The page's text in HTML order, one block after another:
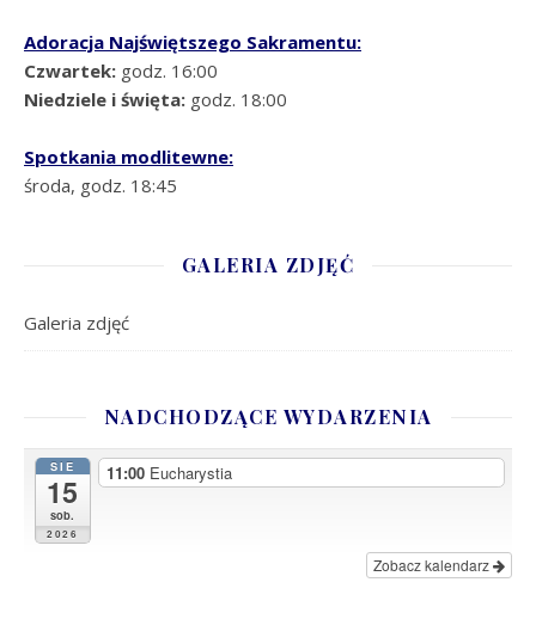
Adoracja Najświętszego Sakramentu:
Czwartek: godz. 16:00
Niedziele i święta: godz. 18:00
Spotkania modlitewne:
środa, godz. 18:45
GALERIA ZDJĘĆ
Galeria zdjęć
NADCHODZĄCE WYDARZENIA
SIE
15
sob.
2026
11:00 Eucharystia
Zobacz kalendarz